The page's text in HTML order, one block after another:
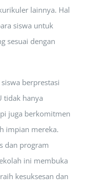
lainnya. Hal
siswa untuk
sesuai dengan
berprestasi
tidak hanya
juga berkomitmen
impian mereka.
dan program
ini membuka
kesuksesan dan